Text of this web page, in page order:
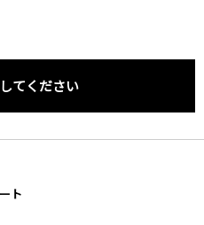
てください
ト